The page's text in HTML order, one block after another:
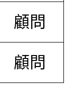
顧問
顧問